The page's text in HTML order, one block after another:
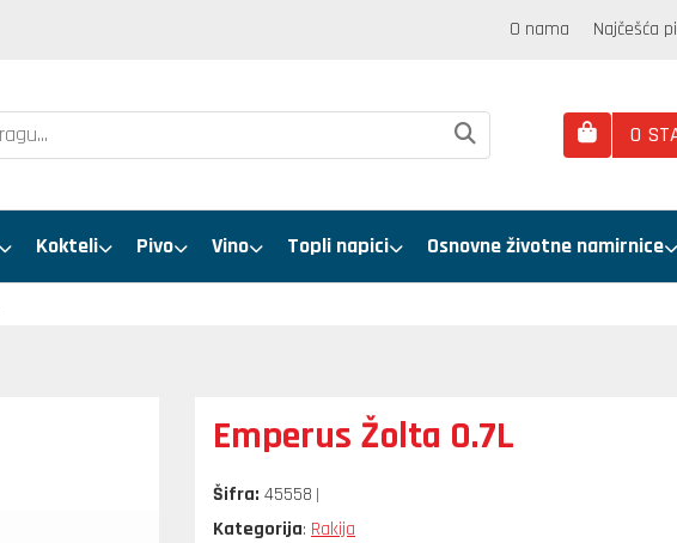
O nama Najčešća
0
Kokteli Pivo Vino Topli napici Osnovne životne namirnice
Emperus Žolta 0.7L
Šifra: 45558
Kategorija: Rakija